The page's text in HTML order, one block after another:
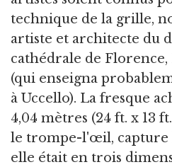
technique de la grille,
artiste et architecte du
cathédrale de
(qui enseigna
à Uccello). La fresque
4,04 mètres (24 ft. x 13
le trompe-l'œil, capture
elle était en trois